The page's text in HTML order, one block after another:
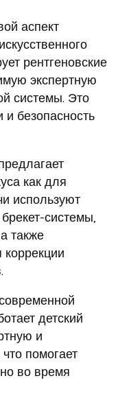
аспект
рентгеновские
экспертную
системы. Это
и безопасность
как для
используют
системы,
также
детский
и
помогает
во время